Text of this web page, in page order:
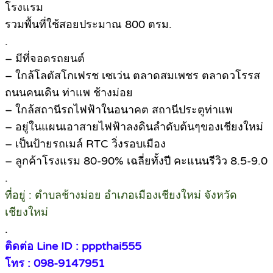
โรงแรม
รวมพื้นที่ใช้สอยประมาณ 800 ตรม.
.
– มีที่จอดรถยนต์
– ใกล้โลตัสโกเฟรช เซเว่น ตลาดสมเพชร ตลาดวโรรส
ถนนคนเดิน ท่าแพ ช้างม่อย
– ใกล้สถานีรถไฟฟ้าในอนาคต สถานีประตูท่าแพ
– อยู่ในแผนเอาสายไฟฟ้าลงดินลำดับต้นๆของเชียงใหม่
– เป็นป้ายรถเมล์ RTC วิ่งรอบเมือง
– ลูกค้าโรงแรม 80-90% เฉลี่ยทั้งปี คะแนนรีวิว 8.5-9.0
.
ที่อยู่ : ตำบลช้างม่อย อำเภอเมืองเชียงใหม่ จังหวัด
เชียงใหม่
.
ติดต่อ Line ID : pppthai555
โทร : 098-9147951